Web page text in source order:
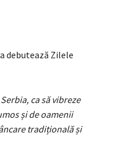
debutează Zilele
ca să vibreze
și de oamenii
tradițională și